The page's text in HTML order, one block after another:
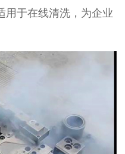
用于在线清洗，为企业